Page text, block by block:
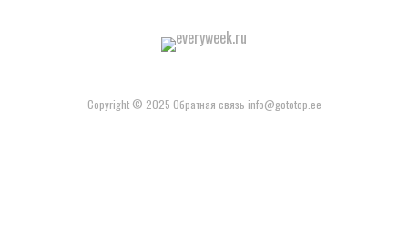
Copyright © 2025 Обратная связь info@gototop.ee